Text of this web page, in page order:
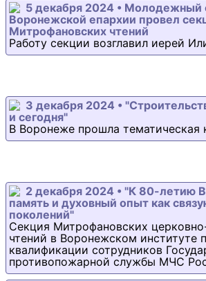
5 декабря 2024 • Молодежный
Воронежской епархии провел
Митрофановских чтений
Работу секции возглавил иерей
3 декабря 2024 •
и сегодня"
В Воронеже прошла тематическая
2 декабря 2024 • "К 80-летию
память и духовный опыт как
поколений"
Секция Митрофановских
чтений в Воронежском институте
квалификации сотрудников
противопожарной службы МЧС